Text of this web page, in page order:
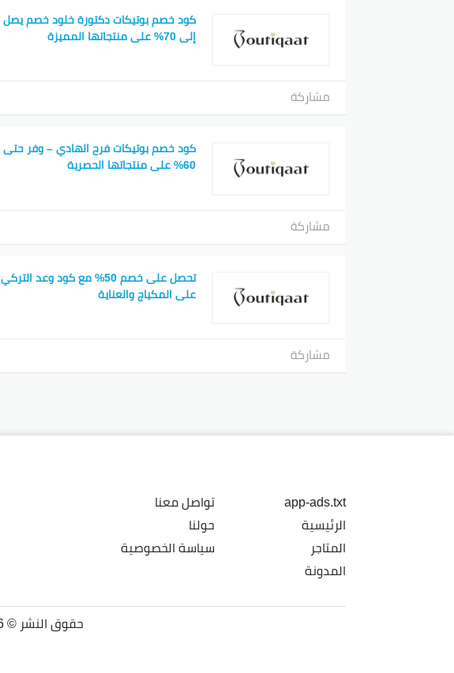
كود خصم بوتيكات دكتورة خلود خصم يصل
إلى 70% على منتجاتها المميزة
مشاركة
كود خصم بوتيكات فرح الهادي – وفر حتى
60% على منتجاتها الحصرية
مشاركة
تحصل على خصم 50% مع كود وعد التركي
على المكياج والعناية
مشاركة
app-ads.txt
الرئيسية
المتاجر
المدونة
تواصل معنا
حولنا
سياسة الخصوصية
حقوق النشر © 2026 أكواد وكوبونات. جميع الحقوق محفوظة.